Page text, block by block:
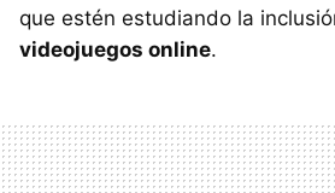
que estén estudiando la
videojuegos online.